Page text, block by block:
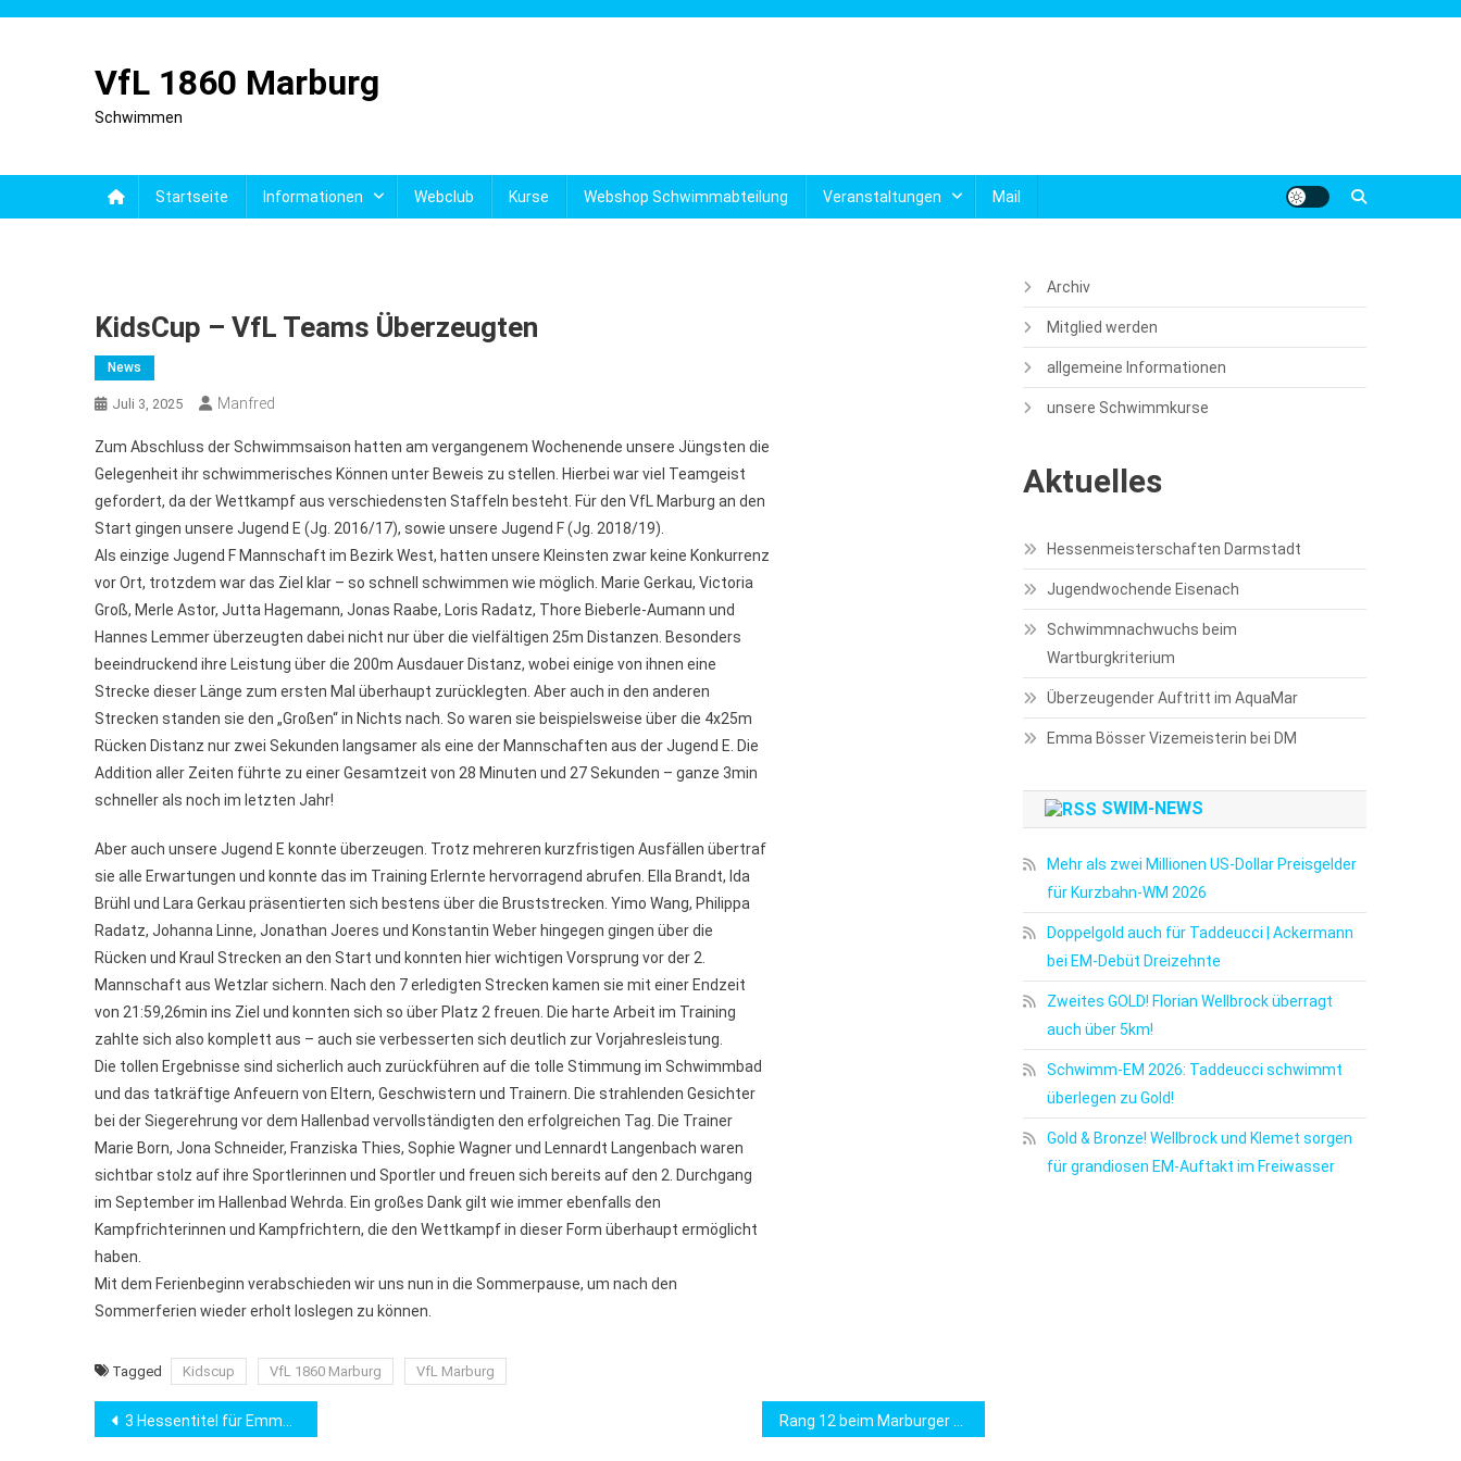
VfL 1860 Marburg
Schwimmen
Startseite Informationen Webclub Kurse Webshop Schwimmabteilung Veranstaltungen Mail
KidsCup – VfL Teams Überzeugten
News
Juli 3, 2025 Manfred
Zum Abschluss der Schwimmsaison hatten am vergangenem Wochenende unsere Jüngsten die
Gelegenheit ihr schwimmerisches Können unter Beweis zu stellen. Hierbei war viel Teamgeist
gefordert, da der Wettkampf aus verschiedensten Staffeln besteht. Für den VfL Marburg an den
Start gingen unsere Jugend E (Jg. 2016/17), sowie unsere Jugend F (Jg. 2018/19).
Als einzige Jugend F Mannschaft im Bezirk West, hatten unsere Kleinsten zwar keine Konkurrenz
vor Ort, trotzdem war das Ziel klar – so schnell schwimmen wie möglich. Marie Gerkau, Victoria
Groß, Merle Astor, Jutta Hagemann, Jonas Raabe, Loris Radatz, Thore Bieberle-Aumann und
Hannes Lemmer überzeugten dabei nicht nur über die vielfältigen 25m Distanzen. Besonders
beeindruckend ihre Leistung über die 200m Ausdauer Distanz, wobei einige von ihnen eine
Strecke dieser Länge zum ersten Mal überhaupt zurücklegten. Aber auch in den anderen
Strecken standen sie den „Großen“ in Nichts nach. So waren sie beispielsweise über die 4x25m
Rücken Distanz nur zwei Sekunden langsamer als eine der Mannschaften aus der Jugend E. Die
Addition aller Zeiten führte zu einer Gesamtzeit von 28 Minuten und 27 Sekunden – ganze 3min
schneller als noch im letzten Jahr!
Aber auch unsere Jugend E konnte überzeugen. Trotz mehreren kurzfristigen Ausfällen übertraf
sie alle Erwartungen und konnte das im Training Erlernte hervorragend abrufen. Ella Brandt, Ida
Brühl und Lara Gerkau präsentierten sich bestens über die Bruststrecken. Yimo Wang, Philippa
Radatz, Johanna Linne, Jonathan Joeres und Konstantin Weber hingegen gingen über die
Rücken und Kraul Strecken an den Start und konnten hier wichtigen Vorsprung vor der 2.
Mannschaft aus Wetzlar sichern. Nach den 7 erledigten Strecken kamen sie mit einer Endzeit
von 21:59,26min ins Ziel und konnten sich so über Platz 2 freuen. Die harte Arbeit im Training
zahlte sich also komplett aus – auch sie verbesserten sich deutlich zur Vorjahresleistung.
Die tollen Ergebnisse sind sicherlich auch zurückführen auf die tolle Stimmung im Schwimmbad
und das tatkräftige Anfeuern von Eltern, Geschwistern und Trainern. Die strahlenden Gesichter
bei der Siegerehrung vor dem Hallenbad vervollständigten den erfolgreichen Tag. Die Trainer
Marie Born, Jona Schneider, Franziska Thies, Sophie Wagner und Lennardt Langenbach waren
sichtbar stolz auf ihre Sportlerinnen und Sportler und freuen sich bereits auf den 2. Durchgang
im September im Hallenbad Wehrda. Ein großes Dank gilt wie immer ebenfalls den
Kampfrichterinnen und Kampfrichtern, die den Wettkampf in dieser Form überhaupt ermöglicht
haben.
Mit dem Ferienbeginn verabschieden wir uns nun in die Sommerpause, um nach den
Sommerferien wieder erholt loslegen zu können.
Tagged Kidscup VfL 1860 Marburg VfL Marburg
Beitragsnavigation
3 Hessentitel für Emma Bösser
Archiv
Mitglied werden
allgemeine Informationen
unsere Schwimmkurse
Aktuelles
Hessenmeisterschaften Darmstadt
Jugendwochende Eisenach
Schwimmnachwuchs beim
Wartburgkriterium
Überzeugender Auftritt im AquaMar
Emma Bösser Vizemeisterin bei DM
SWIM-NEWS
Mehr als zwei Millionen US-Dollar Preisgelder
für Kurzbahn-WM 2026
Doppelgold auch für Taddeucci | Ackermann
bei EM-Debüt Dreizehnte
Zweites GOLD! Florian Wellbrock überragt
auch über 5km!
Schwimm-EM 2026: Taddeucci schwimmt
überlegen zu Gold!
Gold & Bronze! Wellbrock und Klemet sorgen
für grandiosen EM-Auftakt im Freiwasser